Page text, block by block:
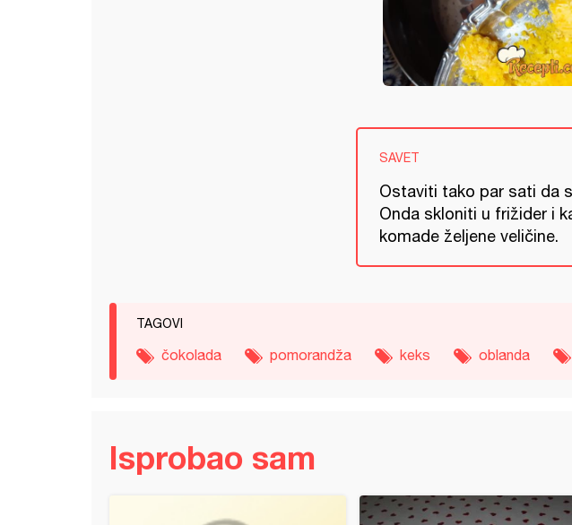
SAVET
Ostaviti tako par sati da
Onda skloniti u frižider i
komade željene veličine.
TAGOVI
čokolada pomorandža keks oblanda
Isprobao sam